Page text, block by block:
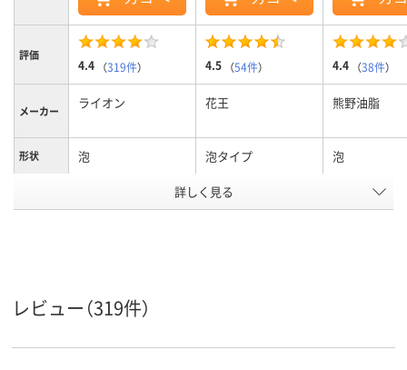
評価
4.4 （319件） 4.5 （54件） 4.4 （38件）
メーカー ライオン 花王 熊野油脂
形状 泡 泡タイプ 泡
詳しく見る
レビュー（319件）